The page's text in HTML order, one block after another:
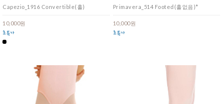
Capezio_1916 Convertible(홀)
10,000원
Primavera_514 Footed(홀없음)*
10,000원